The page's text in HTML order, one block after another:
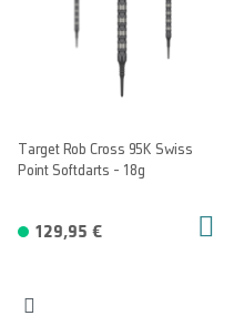
Target Rob Cross 95K Swiss
Point Softdarts - 18g
129,95 €